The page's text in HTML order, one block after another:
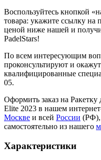
Воспользуйтесь кнопкой
товара: укажите ссылку на
ценой ниже нашей и
PadelStars!
По всем интересующим
проконсультируют и
квалифицированные
05.
Оформить заказ на Ракетку
Elite 2023 в нашем
Москве и всей России (РФ),
самостоятельно из нашего
Характеристики